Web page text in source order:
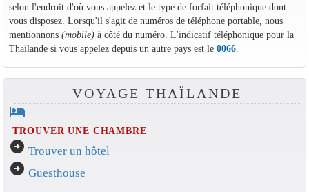
selon l'endroit d'où vous appelez et le type de forfait téléphonique dont
vous disposez. Lorsqu'il s'agit de numéros de téléphone portable, nous
mentionnons (mobile)à côté du numéro. L'indicatif téléphonique pour la
Thaïlande si vous appelez depuis un autre pays est le 0066.
VOYAGE THAÏLANDE
hotel
TROUVER UNE CHAMBRE
arrow_circle_right Trouver un hôtel
arrow_circle_right Guesthouse